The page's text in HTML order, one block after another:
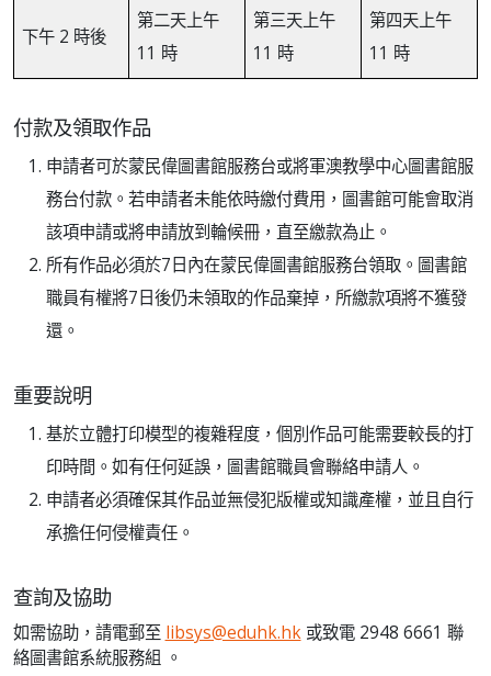
下午 2 時後
第二天上午
11 時
第三天上午
11 時
第四天上午
11 時
付款及領取作品
申請者可於蒙民偉圖書館服務台或將軍澳教學中心圖書館服
務台付款。若申請者未能依時繳付費用，圖書館可能會取消
該項申請或將申請放到輪候冊，直至繳款為止。
所有作品必須於7日內在蒙民偉圖書館服務台領取。圖書館
職員有權將7日後仍未領取的作品棄掉，所繳款項將不獲發
還。
重要說明
基於立體打印模型的複雜程度，個別作品可能需要較長的打
印時間。如有任何延誤，圖書館職員會聯絡申請人。
申請者必須確保其作品並無侵犯版權或知識產權，並且自行
承擔任何侵權責任。
查詢及協助
如需協助，請電郵至 libsys@eduhk.hk或致電 2948 6661 聯
絡圖書館系統服務組 。